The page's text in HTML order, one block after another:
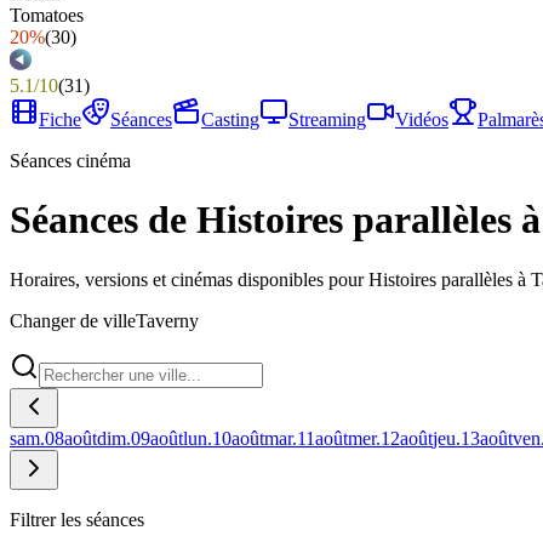
20%(30)
5.1/10(31)
Fiche
Séances Casting Streaming Vidéos
Séances cinéma
Séances de Histoires parallèles
Horaires, versions et cinémas disponibles pour Histoires parallèles à
Changer de villeTaverny
sam.08aoûtdim.09aoûtlun.10aoûtmar.11aoûtmer.12aoûtjeu.13aoûtven.
Filtrer les séances